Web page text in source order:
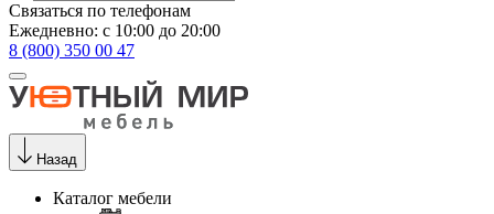
Связаться по телефонам
Ежедневно: с 10:00 до 20:00
8 (800) 350 00 47
Назад
Каталог мебели